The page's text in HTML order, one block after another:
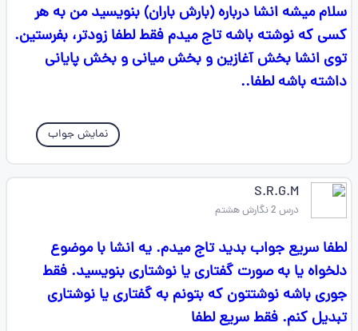
سلام میشه انشا درباره (بارش باران) بنویسید من به هر
کسی که نوشته باشه تاج میدم فقط لطفا زودتر، بفرستین.
توی انشا بخش آغازین و بخش میانی و بخش پایانی
داشته باشه لطفا..
نمایش جواب
S.R.G.M
درس 2 نگارش هشتم
لطفا سریع جواب بدید تاج میدم. یه انشا با موضوع
دلخواه یا به صورت گفتاری یا نوشتاری بنویسید. فقط
جوری باشه نوشتتون که بتونم به گفتاری یا نوشتاری
تبدیل کنم. فقط سریع لطفا